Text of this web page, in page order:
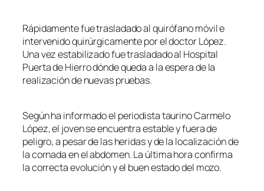
Rápidamente fue trasladado al quirófano móvil e
intervenido quirúrgicamente por el doctor López.
Una vez estabilizado fue trasladado al Hospital
Puerta de Hierro dónde queda a la espera de la
realización de nuevas pruebas.
Según ha informado el periodista taurino Carmelo
López, el joven se encuentra estable y fuera de
peligro, a pesar de las heridas y de la localización de
la cornada en el abdomen. La última hora confirma
la correcta evolución y el buen estado del mozo.